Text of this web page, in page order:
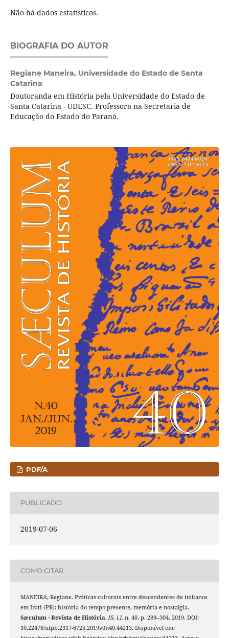
Não há dados estatísticos.
BIOGRAFIA DO AUTOR
Regiane Maneira, Universidade do Estado de Santa
Catarina
Doutoranda em História pela Universidade do Estado de
Santa Catarina - UDESC. Professora na Secretaria de
Educação do Estado do Paraná.
PDF/A
PUBLICADO
2019-07-06
COMO CITAR
MANEIRA, Regiane. Práticas culturais entre descendentes de italianos
em Irati (PR): história do tempo presente, memória e nostalgia.
Sæculum - Revista de História, [S. l.], n. 40, p. 289–304, 2019. DOI:
10.22478/ufpb.2317-6725.2019v0n40.44213. Disponível em: